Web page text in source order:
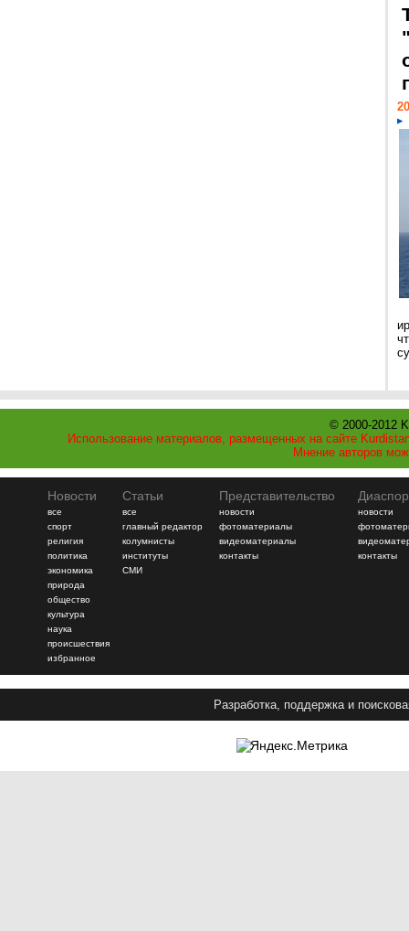
© 2000-2012
Использование материалов, размещенных на сайте
Мнение авторов
Новости
все
спорт
религия
политика
экономика
природа
общество
культура
наука
происшествия
избранное
Статьи
все
главный редактор
колумнисты
институты
СМИ
Представительство
новости
фотоматериалы
видеоматериалы
контакты
новости
контакты
Разработка, поддержка и